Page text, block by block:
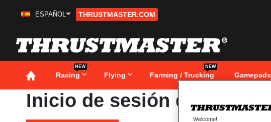
ESPAÑOL THRUSTMASTER.COM
Racing
NEW
Flying Farming / Trucking
NEW
Gamepads
Inicio de sesión de cliente
Welcome!